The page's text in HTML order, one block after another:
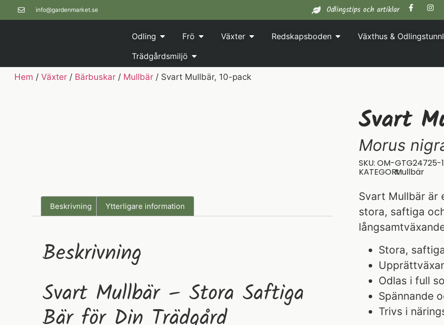
info@gardenmarket.se Odlingstips och artiklar
Odling Frö Växter Redskapsboden
Växthus &
Trädgårdsmiljö
Hem / Växter / Bärbuskar / Mullbär / Svart Mullbär, 10-pack
Beskrivning Ytterligare information
Beskrivning
Svart Mullbär – Stora Saftiga
Svart
Morus
SKU: OM-GTG24725-
KATEGORI:Mullbär
Svart Mullbär är
stora, saftiga
Stora,
Odlas i full
Spännande
Trivs i